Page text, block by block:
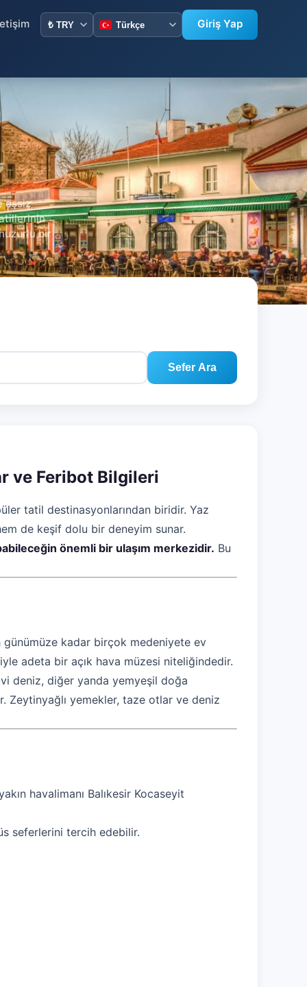
Giriş Yap
eşsiz
bir
Sefer Ara
ve Feribot Bilgileri
tatil destinasyonlarından biridir. Yaz
de keşif dolu bir deneyim sunar.
önemli bir ulaşım merkezidir. Bu
günümüze kadar birçok medeniyete ev
adeta bir açık hava müzesi niteliğindedir.
deniz, diğer yanda yemyeşil doğa
Zeytinyağlı yemekler, taze otlar ve deniz
havalimanı Balıkesir Kocaseyit
seferlerini tercih edebilir.